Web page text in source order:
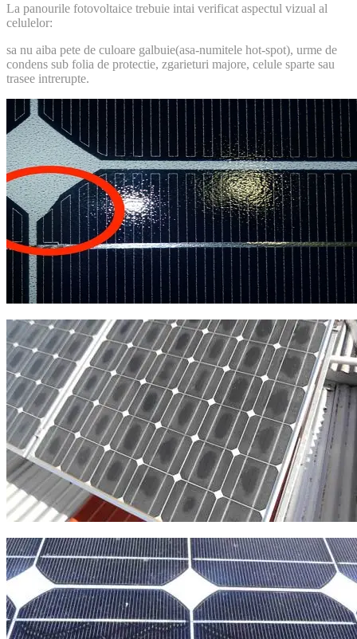
La panourile fotovoltaice trebuie intai verificat aspectul vizual al
celulelor:
sa nu aiba pete de culoare galbuie(asa-numitele hot-spot), urme de
condens sub folia de protectie, zgarieturi majore, celule sparte sau
trasee intrerupte.